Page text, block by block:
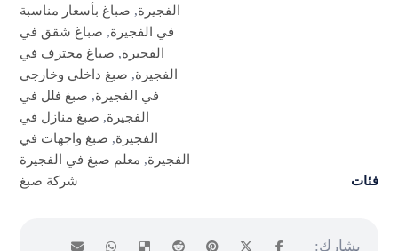
الفجيرة, صباغ بأسعار مناسبة
في الفجيرة, صباغ شقق في
الفجيرة, صباغ محترف في
الفجيرة, صبغ داخلي وخارجي
في الفجيرة, صبغ فلل في
الفجيرة, صبغ منازل في
الفجيرة, صبغ واجهات في
الفجيرة, معلم صبغ في الفجيرة
فئات
شركة صبغ